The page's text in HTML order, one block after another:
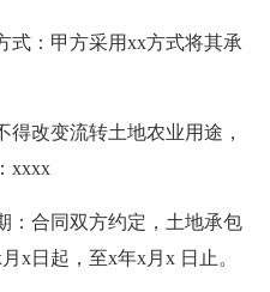
式：甲方采用xx方式将其承
得改变流转土地农业用途，
xxxx
：合同双方约定，土地承包
x日起，至x年x月x 日止。